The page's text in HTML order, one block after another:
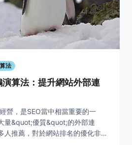
法
算法：提升網站外部連
營，是SEO當中相當重要的一
量&quot;優質&quot;的外部連
人推薦，對於網站排名的優化非常